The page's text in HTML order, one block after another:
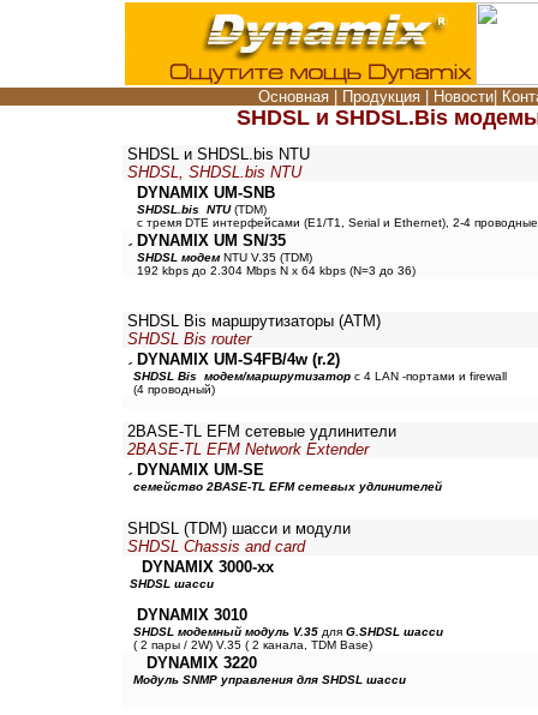
Основная Продукция Новости
SHDSL и SHDSL.Bis
SHDSL и SHDSL.bis NTU
SHDSL, SHDSL.bis NTU
DYNAMIX UM-SNB
SHDSL.bis NTU(TDM)
с тремя DTE интерфейсами (E1/T1, Serial и Ethernet), 2-4 проводные
DYNAMIX UM SN/35
SHDSL модем NTU V.35 (TDM)
192 kbps до 2.304 Mbps N x 64 kbps (N=3 до 36)
SHDSL Bis маршрутизаторы (ATM)
SHDSL Bis router
DYNAMIX UM-S4FB/4w (r.2)
SHDSL Bis модем/маршрутизатор с 4 LAN -портами и firewall
(4 проводный)
2BASE-TL EFM сетевые удлинители
2BASE-TL EFM Network Extender
DYNAMIX UM-SE
семейство 2BASE-TL EFM сетевых удлинителей
SHDSL (TDM) шасси и модули
SHDSL Chassis and card
DYNAMIX 3000-xx
SHDSL шасси
DYNAMIX 3010
SHDSL модемный модуль V.35 для G.SHDSL шасси
( 2 пары / 2W) V.35 ( 2 канала, TDM Base)
DYNAMIX 3220
Модуль SNMP управления для SHDSL шасси